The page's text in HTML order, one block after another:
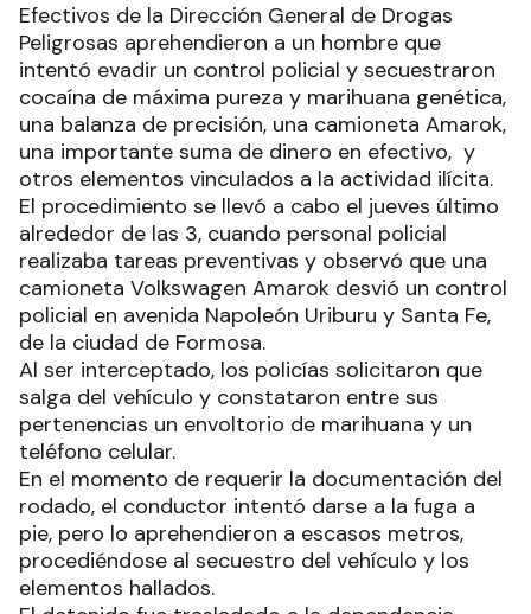
Efectivos de la Dirección General de Drogas
Peligrosas aprehendieron a un hombre que
intentó evadir un control policial y secuestraron
cocaína de máxima pureza y marihuana genética,
una balanza de precisión, una camioneta Amarok,
una importante suma de dinero en efectivo, y
otros elementos vinculados a la actividad ilícita.
El procedimiento se llevó a cabo el jueves último
alrededor de las 3, cuando personal policial
realizaba tareas preventivas y observó que una
camioneta Volkswagen Amarok desvió un control
policial en avenida Napoleón Uriburu y Santa Fe,
de la ciudad de Formosa.
Al ser interceptado, los policías solicitaron que
salga del vehículo y constataron entre sus
pertenencias un envoltorio de marihuana y un
teléfono celular.
En el momento de requerir la documentación del
rodado, el conductor intentó darse a la fuga a
pie, pero lo aprehendieron a escasos metros,
procediéndose al secuestro del vehículo y los
elementos hallados.